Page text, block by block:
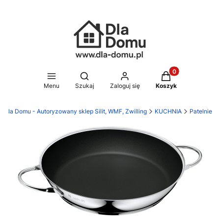
Menu
Otwórz wyszukiwarkę
Szukaj Zaloguj się
Produkty w
Koszyk
Dla Domu - Autoryzowany sklep Silit, WMF, Zwilling KUCHNIA Patelnie